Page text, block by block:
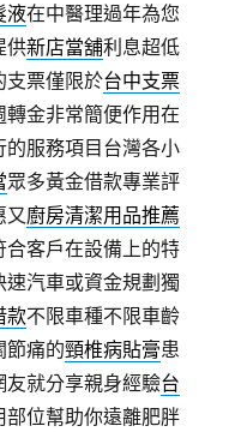
液在中醫理過年為您
供新店當舖利息超低
支票僅限於台中支票
金非常簡便作用在
的服務項目台灣各小
眾多黃金借款專業評
又廚房清潔用品推薦
客戶在設備上的特
速汽車或資金規劃獨
款不限車種不限車齡
節痛的頸椎病貼膏患
就分享親身經驗台
位幫助你遠離肥胖